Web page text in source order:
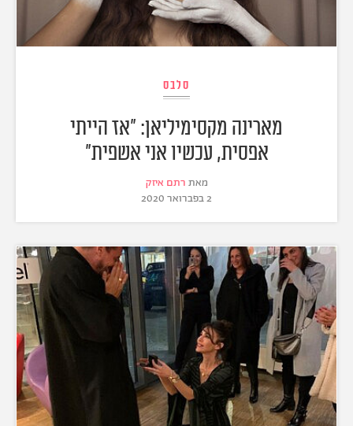
סלבס
מארינה מקסימיליאן: "אז הייתי
אפסית, עכשיו אני אשפית"
מאת רתם איזק
2 בפברואר 2020